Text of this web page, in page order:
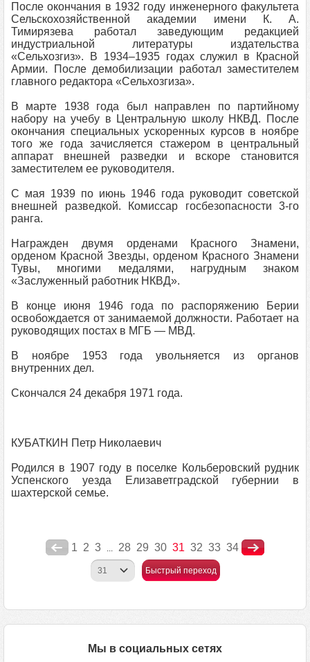
После окончания в 1932 году инженерного факультета
Сельскохозяйственной академии имени К. А.
Тимирязева работал заведующим редакцией
индустриальной литературы издательства
«Сельхозгиз». В 1934–1935 годах служил в Красной
Армии. После демобилизации работал заместителем
главного редактора «Сельхозгиза».
В марте 1938 года был направлен по партийному
набору на учебу в Центральную школу НКВД. После
окончания специальных ускоренных курсов в ноябре
того же года зачисляется стажером в центральный
аппарат внешней разведки и вскоре становится
заместителем ее руководителя.
С мая 1939 по июнь 1946 года руководит советской
внешней разведкой. Комиссар госбезопасности 3-го
ранга.
Награжден двумя орденами Красного Знамени,
орденом Красной Звезды, орденом Красного Знамени
Тувы, многими медалями, нагрудным знаком
«Заслуженный работник НКВД».
В конце июня 1946 года по распоряжению Берии
освобождается от занимаемой должности. Работает на
руководящих постах в МГБ — МВД.
В ноябре 1953 года увольняется из органов
внутренних дел.
Скончался 24 декабря 1971 года.
КУБАТКИН Петр Николаевич
Родился в 1907 году в поселке Кольберовский рудник
Успенского уезда Елизаветградской губернии в
шахтерской семье.
1 2 3 ... 28 29 30 31 32 33 34
Быстрый переход
Мы в социальных сетях